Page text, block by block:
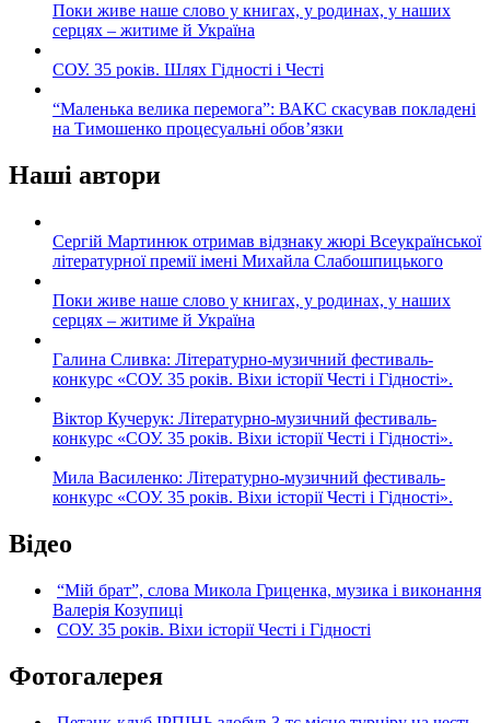
Поки живе наше слово у книгах, у родинах, у наших
серцях – житиме й Україна
СОУ. 35 років. Шлях Гідності і Честі
“Маленька велика перемога”: ВАКС скасував покладені
на Тимошенко процесуальні обов’язки
Наші автори
Сергій Мартинюк отримав відзнаку жюрі Всеукраїнської
літературної премії імені Михайла Слабошпицького
Поки живе наше слово у книгах, у родинах, у наших
серцях – житиме й Україна
Галина Сливка: Літературно-музичний фестиваль-
конкурс «СОУ. 35 років. Віхи історії Честі і Гідності».
Віктор Кучерук: Літературно-музичний фестиваль-
конкурс «СОУ. 35 років. Віхи історії Честі і Гідності».
Мила Василенко: Літературно-музичний фестиваль-
конкурс «СОУ. 35 років. Віхи історії Честі і Гідності».
Відео
“Мій брат”, слова Микола Гриценка, музика і виконання
Валерія Козупиці
СОУ. 35 років. Віхи історії Честі і Гідності
Фотогалерея